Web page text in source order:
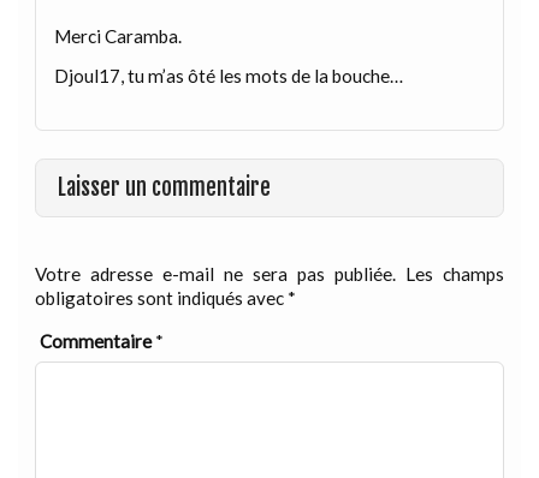
Merci Caramba.
Djoul17, tu m’as ôté les mots de la bouche…
Laisser un commentaire
Votre adresse e-mail ne sera pas publiée. Les champs
obligatoires sont indiqués avec *
Commentaire*